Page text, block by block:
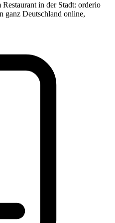
in der Stadt: orderio
ganz Deutschland online,